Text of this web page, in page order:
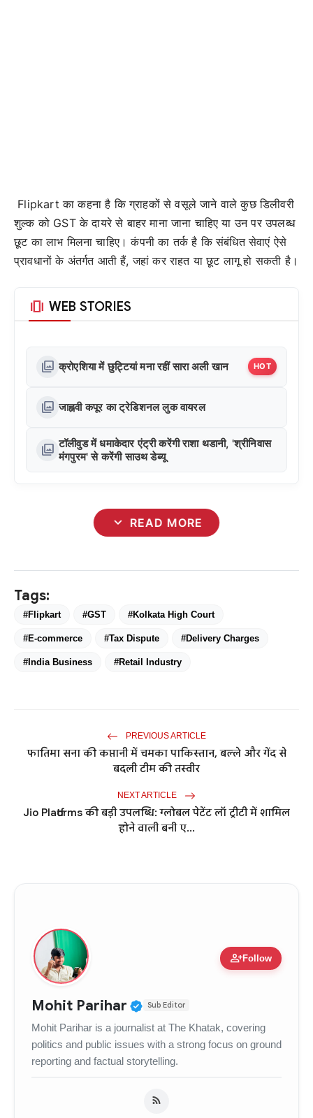
Flipkart का कहना है कि ग्राहकों से वसूले जाने वाले कुछ डिलीवरी
शुल्क को GST के दायरे से बाहर माना जाना चाहिए या उन पर उपलब्ध
छूट का लाभ मिलना चाहिए। कंपनी का तर्क है कि संबंधित सेवाएं ऐसे
प्रावधानों के अंतर्गत आती हैं, जहां कर राहत या छूट लागू हो सकती है।
amp_stories WEB STORIES
photo_library क्रोएशिया में छुट्टियां मना रहीं सारा अली खान HOT
photo_library जाह्नवी कपूर का ट्रेडिशनल लुक वायरल
photo_library टॉलीवुड में धमाकेदार एंट्री करेंगी राशा थडानी, 'श्रीनिवास
मंगपुरम' से करेंगी साउथ डेब्यू
expand_more READ MORE
Tags:
#Flipkart #GST #Kolkata High Court
#E-commerce #Tax Dispute #Delivery Charges
#India Business #Retail Industry
PREVIOUS ARTICLE
फातिमा सना की कप्तानी में चमका पाकिस्तान, बल्ले और गेंद से
बदली टीम की तस्वीर
NEXT ARTICLE
Jio Platforms की बड़ी उपलब्धि: ग्लोबल पेटेंट लॉ ट्रीटी में शामिल
होने वाली बनी ए...
person_addFollow
Mohit Parihar Verified Public Figure •
Sub Editor
Mohit Parihar is a journalist at The Khatak, covering
politics and public issues with a strong focus on ground
reporting and factual storytelling.